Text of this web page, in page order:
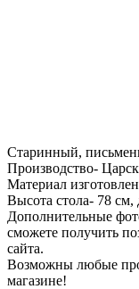
Старинный,
Производство-
Материал
Высота стола- 78 см,
Дополнительные
сможете получить
сайта.
Возможны любые
магазине!